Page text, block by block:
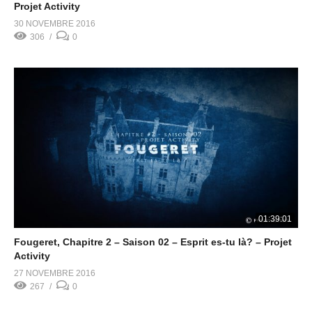
Projet Activity
30 NOVEMBRE 2016
306
0
01:39:01
Fougeret, Chapitre 2 – Saison 02 – Esprit es-tu là? – Projet
Activity
27 NOVEMBRE 2016
267
0